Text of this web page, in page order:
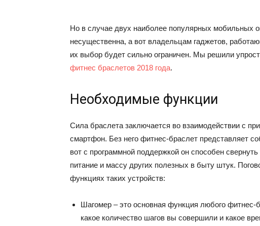
Но в случае двух наиболее популярных мобильных
несущественна, а вот владельцам гаджетов,
их выбор будет сильно ограничен. Мы решили
фитнес браслетов 2018 года.
Необходимые функции
Сила браслета заключается во взаимодействии с
смартфон. Без него фитнес-браслет представляет
вот с программной поддержкой он способен
питание и массу других полезных в быту штук.
функциях таких устройств:
Шагомер – это основная функция любого фитнес-
какое количество шагов вы совершили и какое